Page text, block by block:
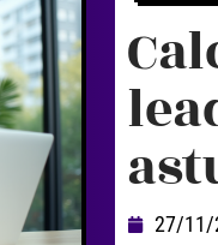
27/11/